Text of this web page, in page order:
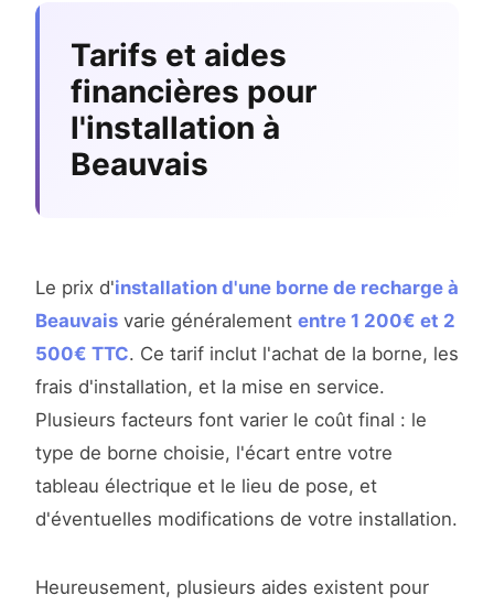
Tarifs et aides
financières pour
l'installation à
Beauvais
Le prix d'installation d'une borne de recharge à
Beauvais varie généralement entre 1 200€ et 2
500€ TTC. Ce tarif inclut l'achat de la borne, les
frais d'installation, et la mise en service.
Plusieurs facteurs font varier le coût final : le
type de borne choisie, l'écart entre votre
tableau électrique et le lieu de pose, et
d'éventuelles modifications de votre installation.
Heureusement, plusieurs aides existent pour